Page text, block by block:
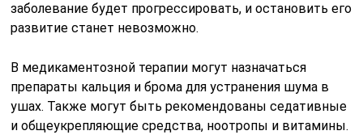
заболевание будет прогрессировать, и остановить его
развитие станет невозможно.
В медикаментозной терапии могут назначаться
препараты кальция и брома для устранения шума в
ушах. Также могут быть рекомендованы седативные
и общеукрепляющие средства, ноотропы и витамины.